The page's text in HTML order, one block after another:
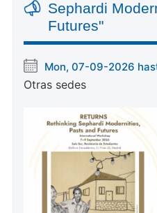
Sephardi
Futures"
Mon, 07-09-2026
Otras sedes